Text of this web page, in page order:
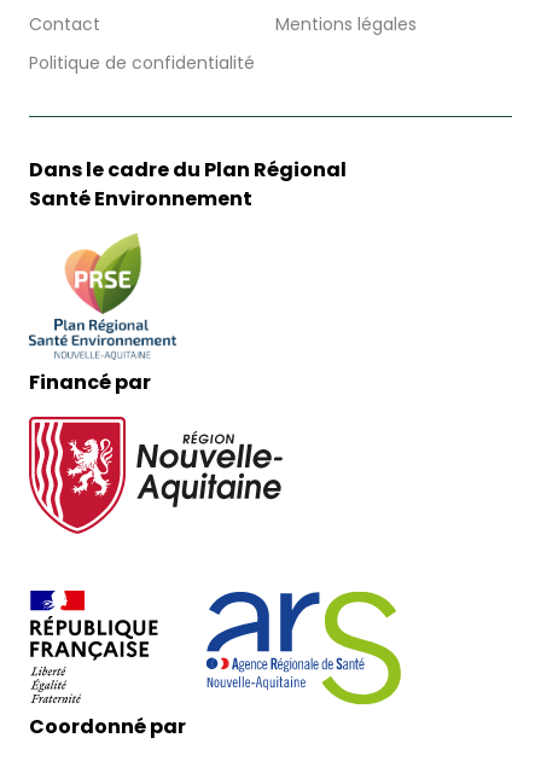
Contact
Mentions légales
Politique de confidentialité
Dans le cadre du Plan Régional
Santé Environnement
Financé par
Coordonné par